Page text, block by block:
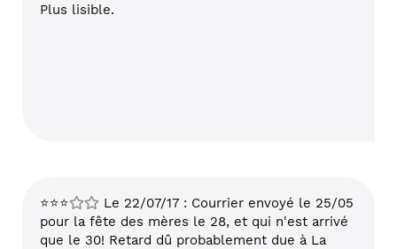
Plus lisible.
⭐⭐⭐
Le 22/07/17 : Courrier envoyé le 25/05
pour la fête des mères le 28, et qui n'est arrivé
que le 30! Retard dû probablement due à La